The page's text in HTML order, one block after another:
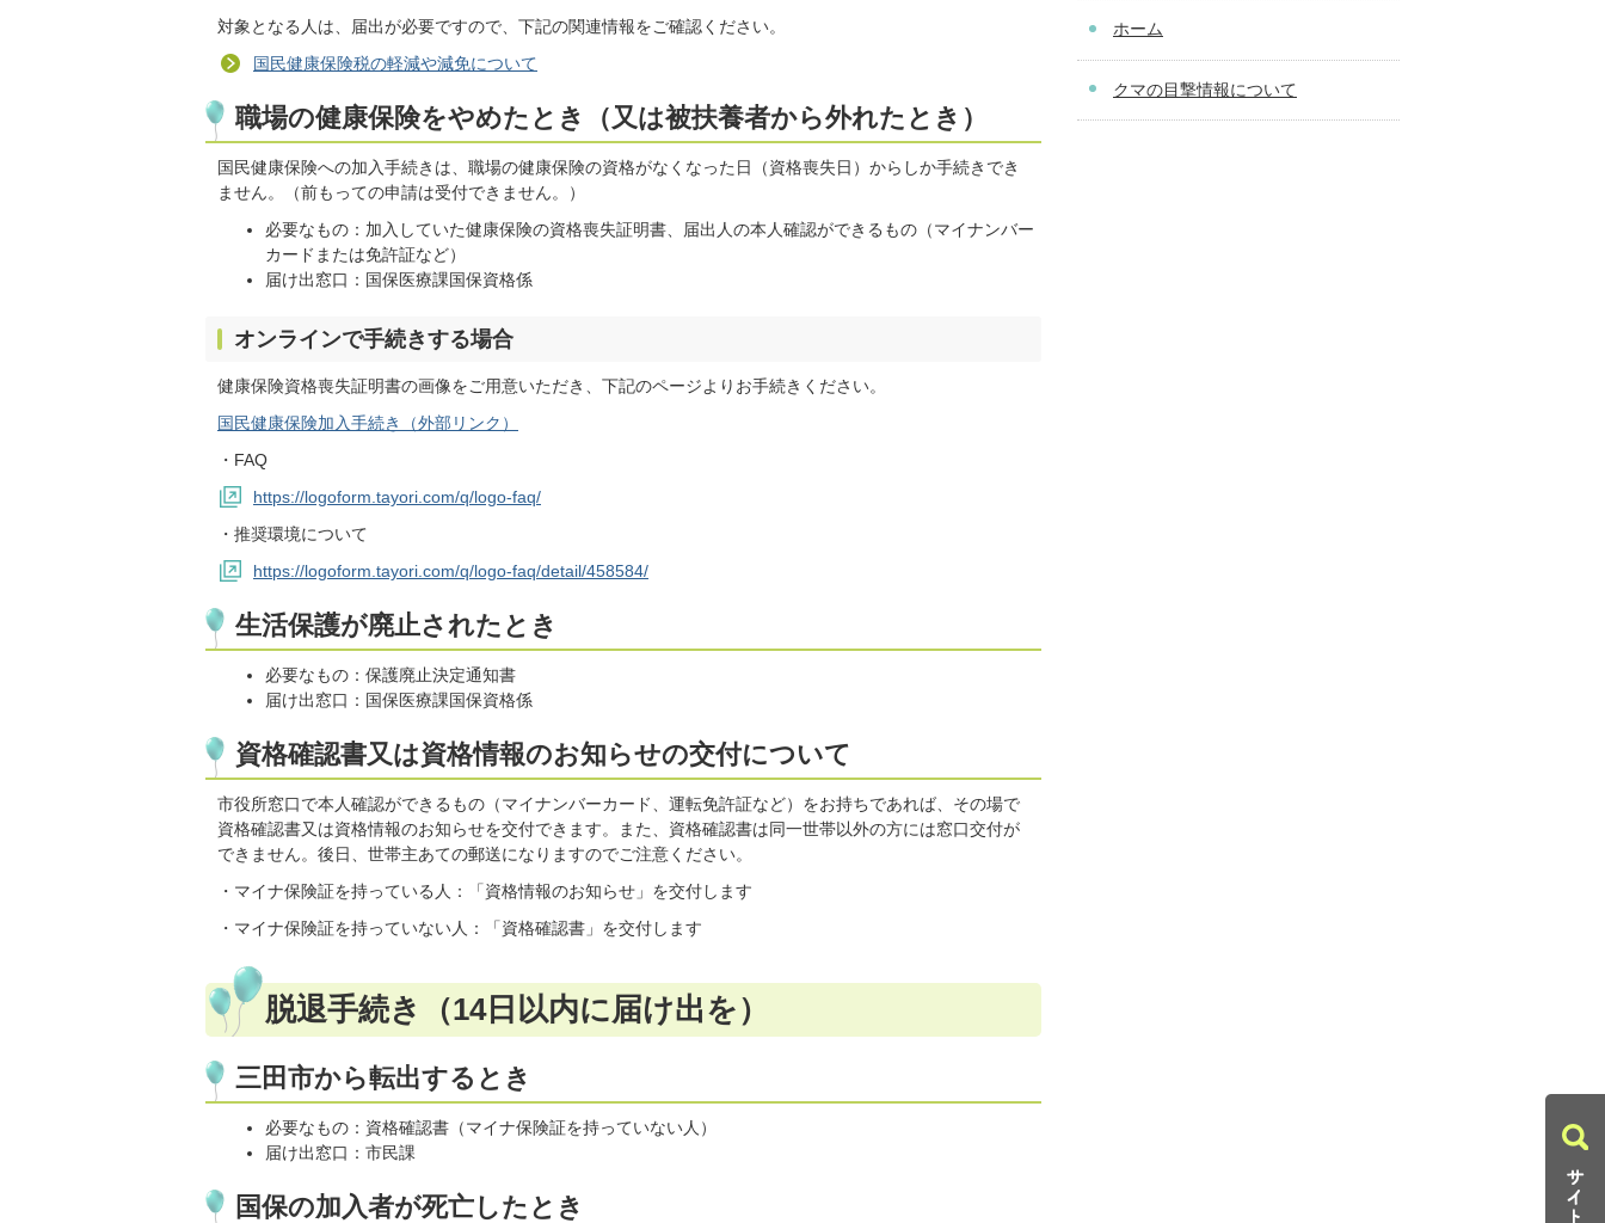
対象となる人は、届出が必要ですので、下記の関連情報をご確認ください。
国民健康保険税の軽減や減免について
職場の健康保険をやめたとき（又は被扶養者から外れたとき）
国民健康保険への加入手続きは、職場の健康保険の資格がなくなった日（資格喪失日）からしか手続きでき
ません。（前もっての申請は受付できません。）
必要なもの：加入していた健康保険の資格喪失証明書、届出人の本人確認ができるもの（マイナンバー
カードまたは免許証など）
届け出窓口：国保医療課国保資格係
オンラインで手続きする場合
健康保険資格喪失証明書の画像をご用意いただき、下記のページよりお手続きください。
国民健康保険加入手続き（外部リンク）
・FAQ
https://logoform.tayori.com/q/logo-faq/
・推奨環境について
https://logoform.tayori.com/q/logo-faq/detail/458584/
生活保護が廃止されたとき
必要なもの：保護廃止決定通知書
届け出窓口：国保医療課国保資格係
資格確認書又は資格情報のお知らせの交付について
市役所窓口で本人確認ができるもの（マイナンバーカード、運転免許証など）をお持ちであれば、その場で
資格確認書又は資格情報のお知らせを交付できます。また、資格確認書は同一世帯以外の方には窓口交付が
できません。後日、世帯主あての郵送になりますのでご注意ください。
・マイナ保険証を持っている人：「資格情報のお知らせ」を交付します
・マイナ保険証を持っていない人：「資格確認書」を交付します
脱退手続き（14日以内に届け出を）
三田市から転出するとき
必要なもの：資格確認書（マイナ保険証を持っていない人）
届け出窓口：市民課
国保の加入者が死亡したとき
ホーム
クマの目撃情報について